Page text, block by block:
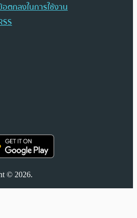
อตกลงในการใช้งาน
© 2026.